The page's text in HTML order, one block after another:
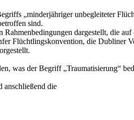
„minderjähriger unbegleiteter
sind.
dargestellt, die
Flüchtlingskonvention, die Dubliner
was der Begriff „Traumatisierung“
anschließend die